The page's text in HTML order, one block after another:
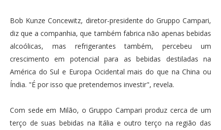
Bob Kunze Concewitz, diretor-presidente do Gruppo Campari,
diz que a companhia, que também fabrica não apenas bebidas
alcoólicas, mas refrigerantes também, percebeu um
crescimento em potencial para as bebidas destiladas na
América do Sul e Europa Ocidental mais do que na China ou
Índia. "É por isso que pretendemos investir", revela.
Com sede em Milão, o Gruppo Campari produz cerca de um
terço de suas bebidas na Itália e outro terço na região das